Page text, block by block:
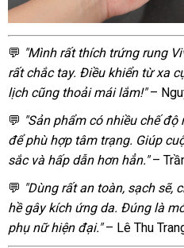
Trứng
Rung
Vivian
10
Chế
Độ
Điều
Khiển
Từ
Xa
Kích
Thích
💬 "Mình rất thích trứng rung
rất chắc tay. Điều khiển từ xa
lịch cũng thoải mái lắm!"–
💬 "Sản phẩm có nhiều chế
để phù hợp tâm trạng. Giúp
sắc và hấp dẫn hơn hẳn."–
💬 "Dùng rất an toàn, sạch sẽ,
hề gây kích ứng da. Đúng là
phụ nữ hiện đại."– Lê Thu